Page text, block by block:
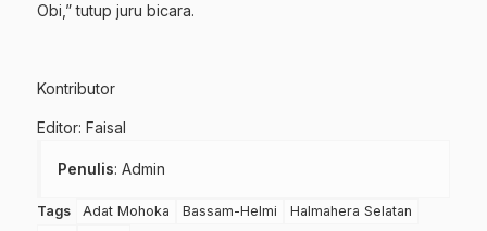
Obi,” tutup juru bicara.
Kontributor
Editor: Faisal
Penulis: Admin
Tags Adat Mohoka Bassam-Helmi
Halmahera Selatan